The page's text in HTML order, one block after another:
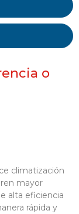
o
climatización
mayor
alta eficiencia
rápida y